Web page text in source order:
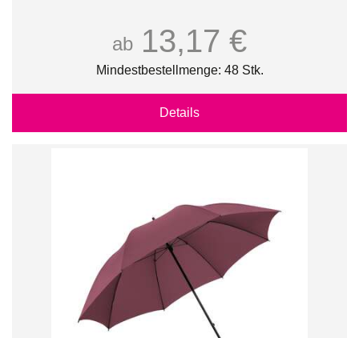
ab 13,17 €
Mindestbestellmenge: 48 Stk.
Details